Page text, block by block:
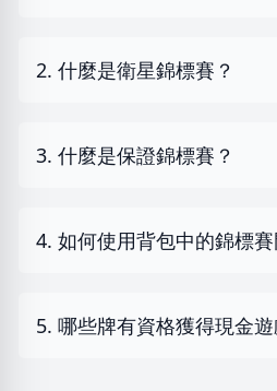
2. 什麼是衛星錦標賽？
3. 什麼是保證錦標賽？
4. 如何使用背包中的錦標賽
5. 哪些牌有資格獲得現金遊